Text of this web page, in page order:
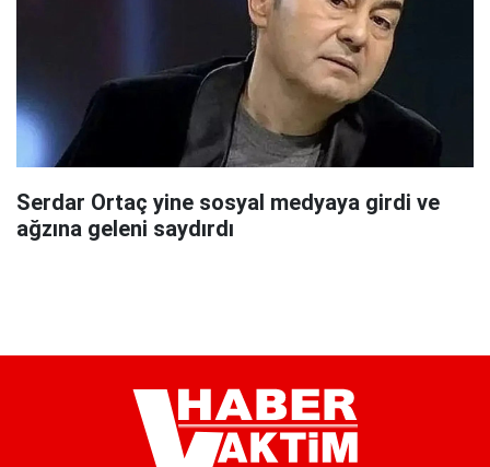
Serdar Ortaç yine sosyal medyaya girdi ve
ağzına geleni saydırdı